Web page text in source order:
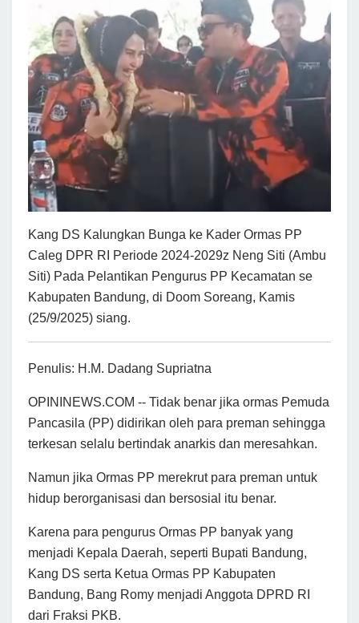
Kang DS Kalungkan Bunga ke Kader Ormas PP
Caleg DPR RI Periode 2024-2029z Neng Siti (Ambu
Siti) Pada Pelantikan Pengurus PP Kecamatan se
Kabupaten Bandung, di Doom Soreang, Kamis
(25/9/2025) siang.
Penulis: H.M. Dadang Supriatna
OPININEWS.COM -- Tidak benar jika ormas Pemuda
Pancasila (PP) didirikan oleh para preman sehingga
terkesan selalu bertindak anarkis dan meresahkan.
Namun jika Ormas PP merekrut para preman untuk
hidup berorganisasi dan bersosial itu benar.
Karena para pengurus Ormas PP banyak yang
menjadi Kepala Daerah, seperti Bupati Bandung,
Kang DS serta Ketua Ormas PP Kabupaten
Bandung, Bang Romy menjadi Anggota DPRD RI
dari Fraksi PKB.